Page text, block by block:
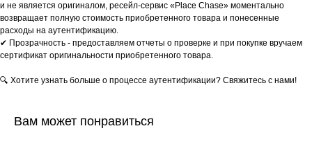
и не является оригиналом, ресейл-сервис «Place Chase» моментально
возвращает полную стоимость приобретенного товара и понесенные
расходы на аутентификацию.
✔ Прозрачность - предоставляем отчеты о проверке и при покупке вручаем
сертификат оригинальности приобретенного товара.
🔍 Хотите узнать больше о процессе аутентификации? Свяжитесь с нами!
Вам может понравиться